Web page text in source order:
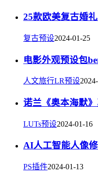
25款欧美复古婚
复古预设2024-01-25
电影外观预设包
人文旅行LR预设
诺兰《奥本海默
LUTs预设2024-01-16
AI人工智能人像
PS插件2024-01-13